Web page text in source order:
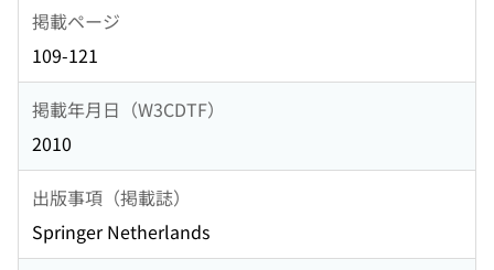
掲載ページ
109-121
掲載年月日（W3CDTF）
2010
出版事項（掲載誌）
Springer Netherlands